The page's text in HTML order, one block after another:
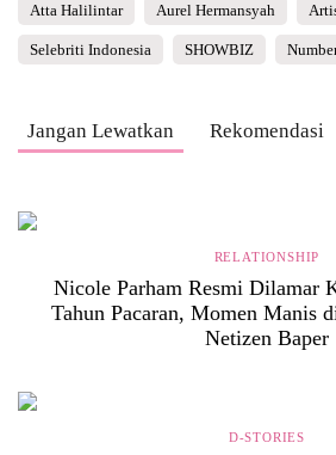
Atta Halilintar Aurel Hermansyah
Selebriti Indonesia SHOWBIZ
Jangan Lewatkan Rekomendasi
RELATIONSHIP
Nicole Parham Resmi Dilamar
Tahun Pacaran, Momen Manis
Netizen Baper
D-STORIES